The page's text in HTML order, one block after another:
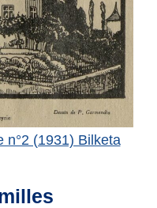
n°2 (1931) Bilketa